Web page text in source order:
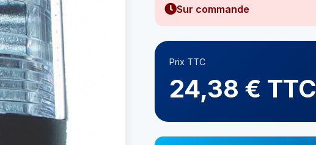
Sur commande
Prix TTC
24,38 € TTC